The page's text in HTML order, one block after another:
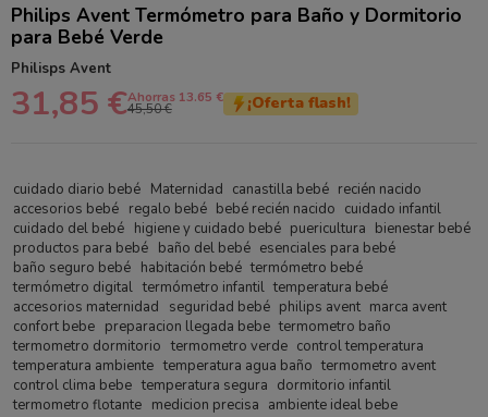
Philips Avent Termómetro para Baño y Dormitorio
para Bebé Verde
Philisps Avent
31,85 €Ahorras 13.65 €
45,50 € ¡Oferta flash!
cuidado diario bebé Maternidad canastilla bebé recién nacido
accesorios bebé regalo bebé bebé recién nacido cuidado infantil
cuidado del bebé higiene y cuidado bebé puericultura bienestar bebé
productos para bebé baño del bebé esenciales para bebé
baño seguro bebé habitación bebé termómetro bebé
termómetro digital termómetro infantil temperatura bebé
accesorios maternidad
seguridad bebé philips avent marca avent
confort bebe preparacion llegada bebe termometro baño
termometro dormitorio termometro verde control temperatura
temperatura ambiente temperatura agua baño termometro avent
control clima bebe temperatura segura dormitorio infantil
termometro flotante medicion precisa ambiente ideal bebe